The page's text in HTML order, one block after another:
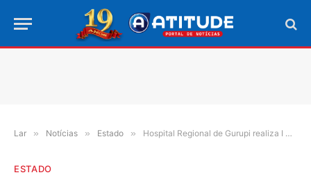
Lar » Notícias » Estado » Hospital Regional de Gurupi realiza I Campanha de Conscientização sobre a Prevenção do Suicídio e Valorização da Vida
ESTADO